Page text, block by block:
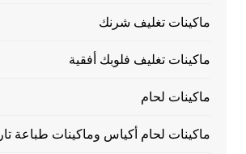
ماكينات تغليف شرنك
ماكينات تغليف فلوبك أفقية
ماكينات لحام
ماكينات لحام أكياس وماكينات طباعة